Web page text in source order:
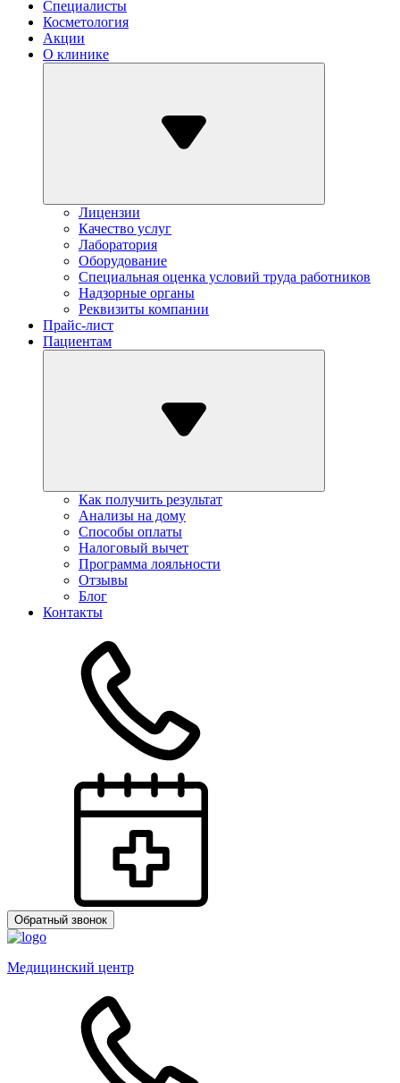
Специалисты
Косметология
Акции
О клинике
Лицензии
Качество услуг
Лаборатория
Оборудование
Специальная оценка условий труда работников
Надзорные органы
Реквизиты компании
Прайс-лист
Пациентам
Как получить результат
Анализы на дому
Способы оплаты
Налоговый вычет
Программа лояльности
Отзывы
Блог
Контакты
Обратный звонок
Медицинский центр